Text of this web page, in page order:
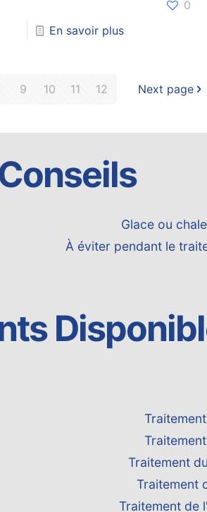
En savoir plus
0
9 10 11 12 Next page
Glace ou
À éviter pendant le
Traitement
Traitement
Traitement de